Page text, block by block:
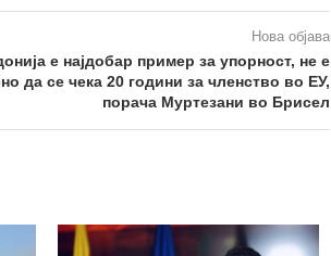
Нова објава
е најдобар пример за упорност, не е
да се чека 20 години за членство во ЕУ,
порача Муртезани во Брисел